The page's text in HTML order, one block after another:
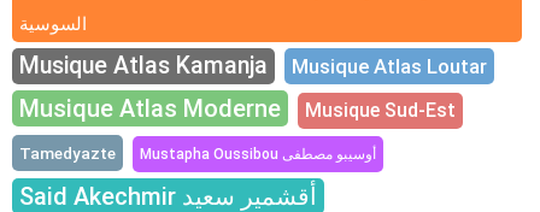
السوسية
Musique Atlas Kamanja Musique Atlas Loutar
Musique Atlas Moderne Musique Sud-Est
Tamedyazte Mustapha Oussibou أوسيبو مصطفى
Said Akechmir أقشمير سعيد